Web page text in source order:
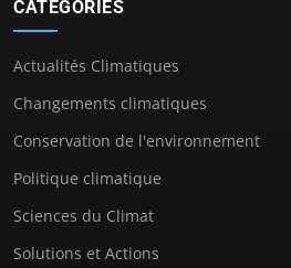
CATÉGORIES
Actualités Climatiques
Changements climatiques
Conservation de l'environnement
Politique climatique
Sciences du Climat
Solutions et Actions